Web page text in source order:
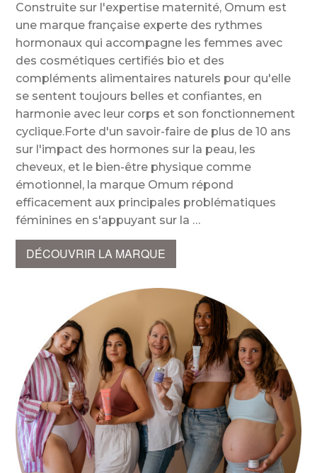
Construite sur l'expertise maternité, Omum est
une marque française experte des rythmes
hormonaux qui accompagne les femmes avec
des cosmétiques certifiés bio et des
compléments alimentaires naturels pour qu'elle
se sentent toujours belles et confiantes, en
harmonie avec leur corps et son fonctionnement
cyclique.Forte d'un savoir-faire de plus de 10 ans
sur l'impact des hormones sur la peau, les
cheveux, et le bien-être physique comme
émotionnel, la marque Omum répond
efficacement aux principales problématiques
féminines en s'appuyant sur la
DÉCOUVRIR LA MARQUE